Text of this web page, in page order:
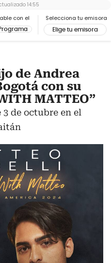
con el Selecciona tu emisora
Elige tu emisora
14:55
de Andrea
con su
MATTEO”
de octubre en el